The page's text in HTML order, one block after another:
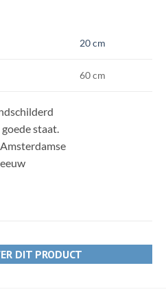
20 cm
60 cm
staat.
DIT PRODUCT